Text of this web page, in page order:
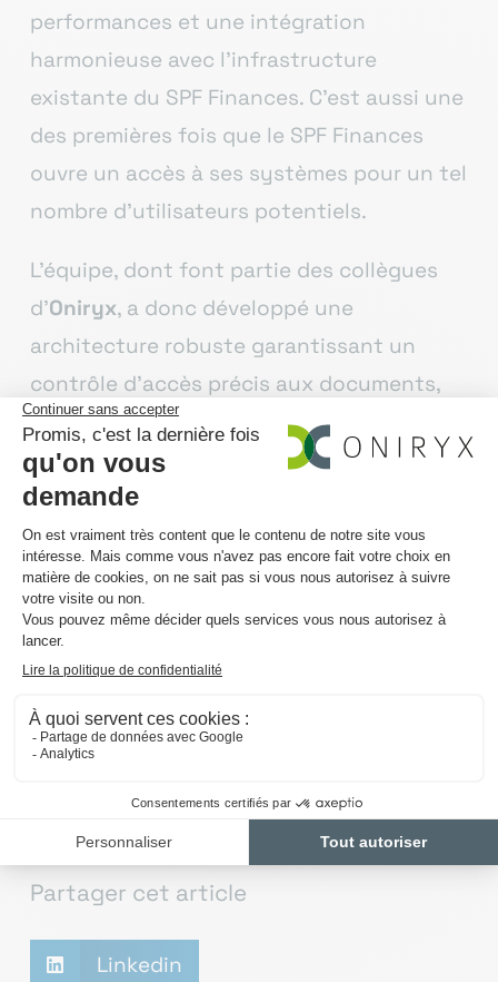
performances et une intégration
harmonieuse avec l’infrastructure
existante du SPF Finances. C’est aussi une
des premières fois que le SPF Finances
ouvre un accès à ses systèmes pour un tel
nombre d’utilisateurs potentiels.
L’équipe, dont font partie des collègues
d’Oniryx, a donc développé une
architecture robuste garantissant un
contrôle d’accès précis aux documents,
assurant ainsi une conformité
irréprochable aux exigences du RGPD.
leur expertise à cette équipe. Chez Oniryx,
nous sommes déterminés à fournir des
solutions informatiques qui transforment
les défis complexes en opportunités pour
nos clients. Ce projet illustre parfaitement
notre engagement envers l’excellence
systèmes sécurisés et performants.
Partager cet article
 Linkedin